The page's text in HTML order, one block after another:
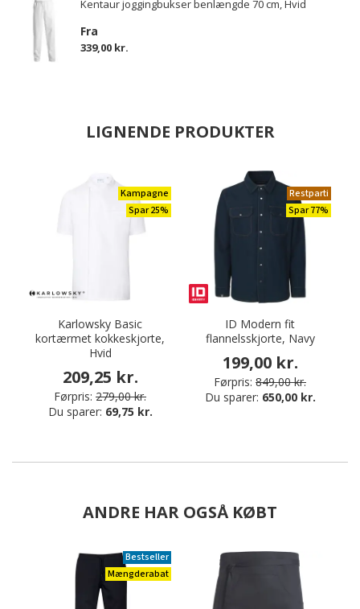
Kentaur joggingbukser benlængde 70 cm, Hvid
Fra
339,00 kr.
LIGNENDE PRODUKTER
Kampagne
Spar 25%
Karlowsky Basic
kortærmet kokkeskjorte,
Hvid
209,25 kr.
Førpris: 279,00 kr.
Du sparer: 69,75 kr.
Restparti
Spar 77%
ID Modern fit
flannelsskjorte, Navy
199,00 kr.
Førpris: 849,00 kr.
Du sparer: 650,00 kr.
ANDRE HAR OGSÅ KØBT
Bestseller
Mængderabat